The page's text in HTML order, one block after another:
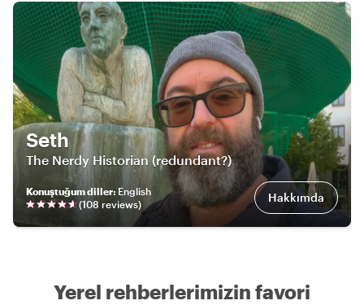
Seth
The Nerdy Historian (redundant?)
Konuştuğum diller: English
(108 reviews) Hakkımda
Yerel rehberlerimizin favori